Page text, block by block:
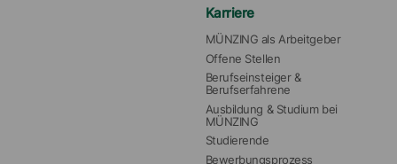
Karriere
MÜNZING als Arbeitgeber
Offene Stellen
Berufseinsteiger &
Berufserfahrene
Ausbildung & Studium bei
MÜNZING
Studierende
Bewerbungsprozess